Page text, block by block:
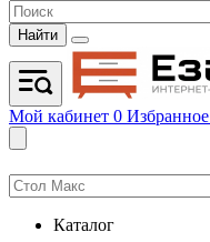
Найти
Мой кабинет 0 Избранное
Каталог